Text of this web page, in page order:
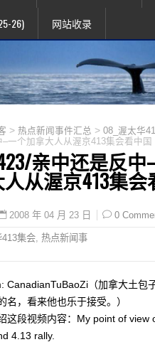
26) 网站收录
> 热点新闻事件汇总 >08_渥太华
–一个加拿大人从渥京413集会看中国
亲中还是反中
从渥京413集会
2008 年 04 月 23 日 0
集会 ,热点新闻事
CanadianTuBaoZi（加拿大土包
名，看来他也乐于接受。）
这段视频内容：My point of view
4.13 rally.